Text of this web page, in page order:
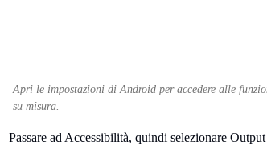
Apri le impostazioni di Android per accedere alle
su misura.
Passare ad Accessibilità, quindi selezionare